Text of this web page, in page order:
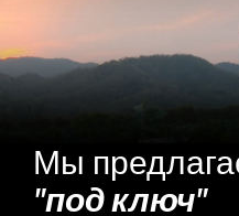
Мы
"под ключ"